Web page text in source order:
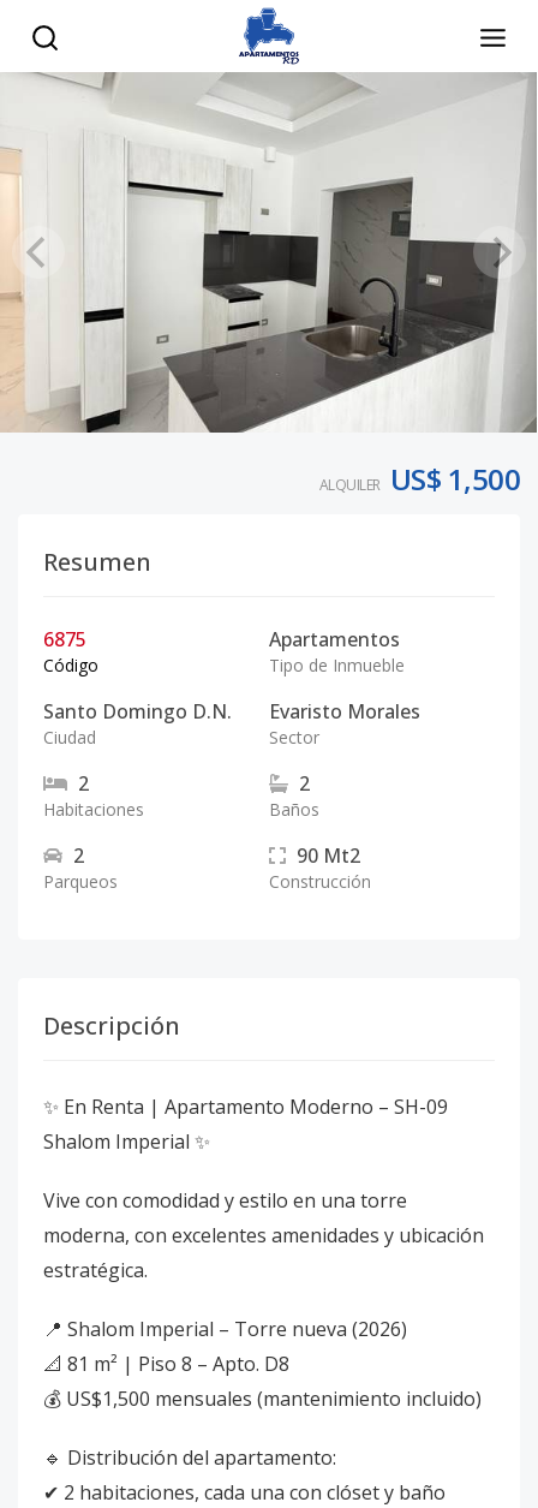
ALQUILER US$ 1,500
Resumen
6875
Código
Apartamentos
Tipo de Inmueble
Santo Domingo D.N.
Ciudad
Evaristo Morales
Sector
2
Habitaciones
2
Baños
2
Parqueos
90 Mt2
Construcción
Descripción
✨ En Renta | Apartamento Moderno – SH-09
Shalom Imperial ✨
Vive con comodidad y estilo en una torre
moderna, con excelentes amenidades y ubicación
estratégica.
📍 Shalom Imperial – Torre nueva (2026)
📐 81 m² | Piso 8 – Apto. D8
💰 US$1,500 mensuales (mantenimiento incluido)
🔹 Distribución del apartamento:
✔ 2 habitaciones, cada una con clóset y baño